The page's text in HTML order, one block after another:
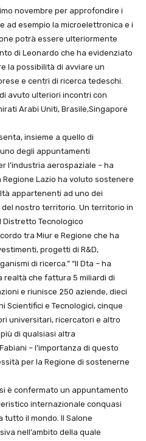
novembre per approfondire i
ad esempio la microelettronica e i
potrà essere ulteriormente
di Leonardo che ha evidenziato
la possibilità di avviare un
e centri di ricerca tedeschi.
avuto ulteriori incontri con
Arabi Uniti, Brasile,Singapore
insieme a quello di
degli appuntamenti
l’industria aerospaziale – ha
Regione Lazio ha voluto sostenere
appartenenti ad uno dei
nostro territorio. Un territorio in
Distretto Tecnologico
tra Miur e Regione che ha
progetti di R&D,
di ricerca.” “Il Dta – ha
realtà che fattura 5 miliardi di
e riunisce 250 aziende, dieci
Scientifici e Tecnologici, cinque
universitari, ricercatori e altro
di qualsiasi altra
– l’importanza di questo
per la Regione di sostenerne
è confermato un appuntamento
internazionale conquasi
tutto il mondo. Il Salone
nell’ambito della quale